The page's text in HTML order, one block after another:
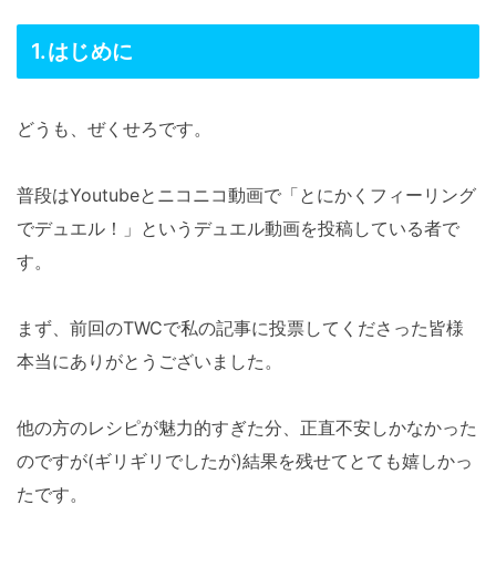
1.はじめに
どうも、ぜくせろです。
普段はYoutubeとニコニコ動画で「とにかくフィーリング
でデュエル！」というデュエル動画を投稿している者で
す。
まず、前回のTWCで私の記事に投票してくださった皆様
本当にありがとうございました。
他の方のレシピが魅力的すぎた分、正直不安しかなかった
のですが(ギリギリでしたが)結果を残せてとても嬉しかっ
たです。